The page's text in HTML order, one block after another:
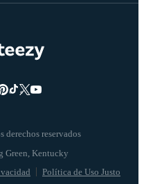
reservados
Política de Uso Justo